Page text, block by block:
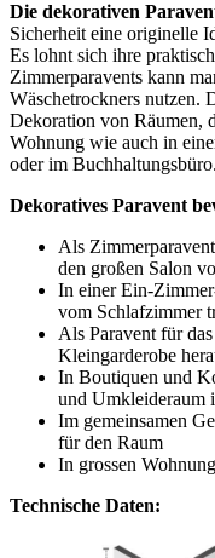
Die dekorativen
Sicherheit eine originelle
Es lohnt sich ihre
Zimmerparavents kann
Wäschetrockners nutzen.
Dekoration von Räumen,
Wohnung wie auch in
oder im Buchhaltungsbüro.
Dekoratives Paravent
Als
den großen Salon
In einer Ein-
vom Schlafzimmer
Als Paravent für
Kleingarderobe
In Boutiquen und
und Umkleideraum
Im gemeinsamen
für den Raum
In grossen
Technische Daten: